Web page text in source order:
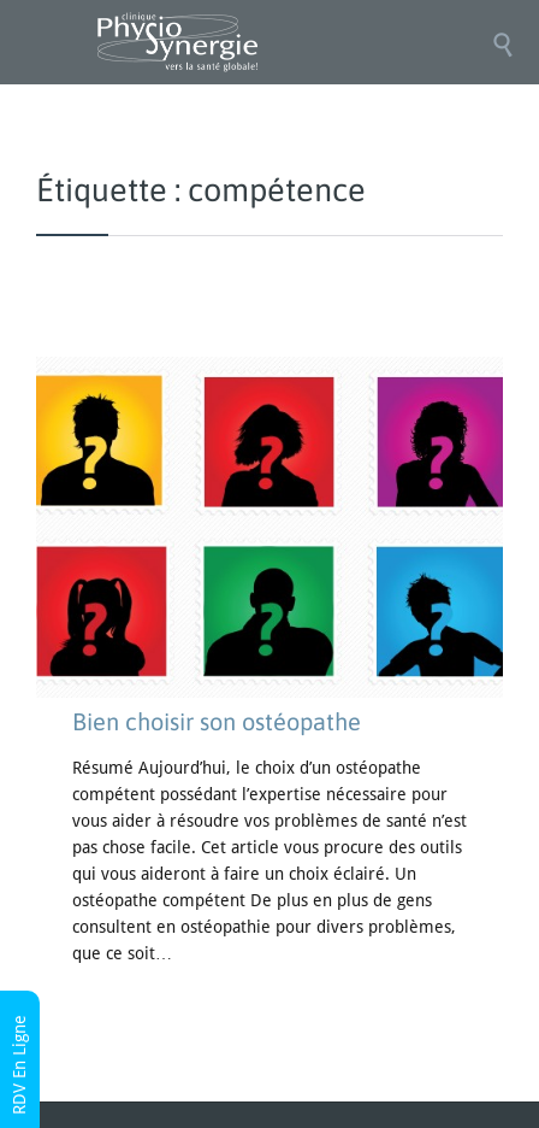

Étiquette : compétence
Bien choisir son ostéopathe
Résumé Aujourd’hui, le choix d’un ostéopathe
compétent possédant l’expertise nécessaire pour
vous aider à résoudre vos problèmes de santé n’est
pas chose facile. Cet article vous procure des outils
qui vous aideront à faire un choix éclairé. Un
ostéopathe compétent De plus en plus de gens
consultent en ostéopathie pour divers problèmes,
que ce soit…
RDV En Ligne